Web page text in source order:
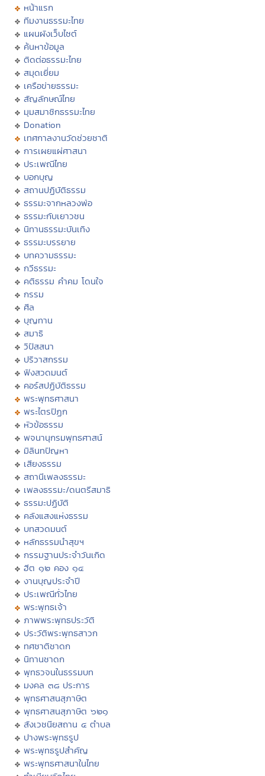
หน้าแรก
ทีมงานธรรมะไทย
แผนผังเว็บไซต์
ค้นหาข้อมูล
ติดต่อธรรมะไทย
สมุดเยี่ยม
เครือข่ายธรรมะ
สัญลักษณ์ไทย
มุมสมาชิกธรรมะไทย
Donation
เทศกาลงานวัดช่วยชาติ
การเผยแผ่ศาสนา
ประเพณีไทย
บอกบุญ
สถานปฏิบัติธรรม
ธรรมะจากหลวงพ่อ
ธรรมะกับเยาวชน
นิทานธรรมะบันเทิง
ธรรมะบรรยาย
บทความธรรมะ
กวีธรรมะ
คติธรรม คำคม โดนใจ
กรรม
ศีล
บุญทาน
สมาธิ
วิปัสสนา
ปริวาสกรรม
ฟังสวดมนต์
คอร์สปฏิบัติธรรม
พระพุทธศาสนา
พระไตรปิฏก
หัวข้อธรรม
พจนานุกรมพุทธศาสน์
มิลินทปัญหา
เสียงธรรม
สถานีเพลงธรรมะ
เพลงธรรมะ/ดนตรีสมาธิ
ธรรมะปฏิบัติ
คลังแสงแห่งธรรม
บทสวดมนต์
หลักธรรมนำสุขฯ
กรรมฐานประจำวันเกิด
ฮีต ๑๒ คอง ๑๔
งานบุญประจำปี
ประเพณีทั่วไทย
พระพุทธเจ้า
ภาพพระพุทธประวัติ
ประวัติพระพุทธสาวก
ทศชาติชาดก
นิทานชาดก
พุทธวจนในธรรมบท
มงคล ๓๘ ประการ
พุทธศาสนสุภาษิต
พุทธศาสนสุภาษิต ๖๒๑
สังเวชนียสถาน ๔ ตำบล
ปางพระพุทธรูป
พระพุทธรูปสำคัญ
พระพุทธศาสนาในไทย